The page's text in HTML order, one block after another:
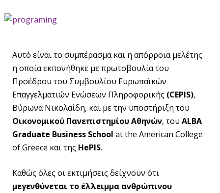
Αυτό είναι το συμπέρασμα και η απόρροια μελέτης
η οποία εκπονήθηκε με πρωτοβουλία του
Προέδρου του Συμβουλίου Ευρωπαϊκών
Επαγγελματιών Ενώσεων Πληροφορικής (CEPIS),
Βύρωνα Νικολαΐδη, και με την υποστήριξη του
Οικονομικού Πανεπιστημίου Αθηνών, του ALBA
Graduate Business School at the American College
of Greece και της HePIS.
Καθώς όλες οι εκτιμήσεις δείχνουν ότι
μεγενθύνεται το έλλειμμα ανθρώπινου